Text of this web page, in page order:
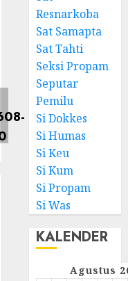
Resnarkoba
Sat Samapta
Sat Tahti
Seksi Propam
Seputar
Pemilu
Si Dokkes
Si Humas
Si Keu
Si Kum
Si Propam
Si Was
KALENDER
Agustus